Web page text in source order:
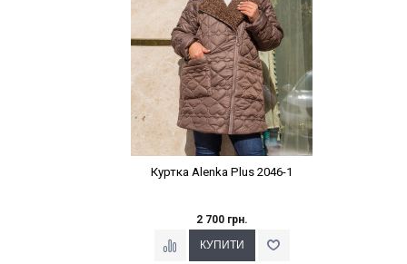
Куртка Alenka Plus 2046-1
2 700 грн.